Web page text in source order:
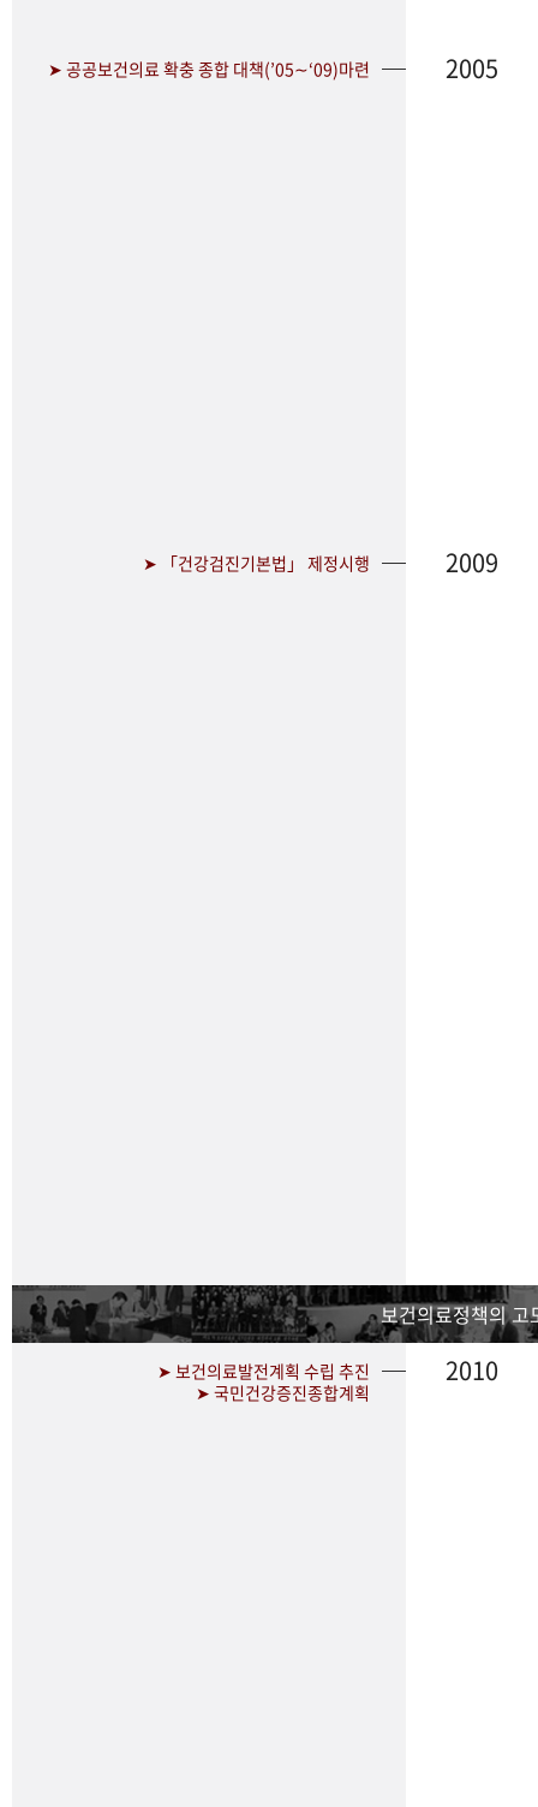
➤ 공공보건의료 확충 종합 대책(’05∼‘09)마련 2005
➤ 「건강검진기본법」 제정시행 2009
보건의료정책의 고
➤ 보건의료발전계획 수립 추진
➤ 국민건강증진종합계획
2010